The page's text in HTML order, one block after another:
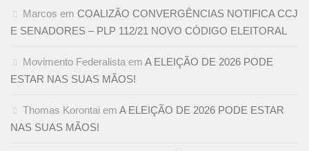
Marcos em COALIZÃO CONVERGÊNCIAS NOTIFICA CCJ
E SENADORES – PLP 112/21 NOVO CÓDIGO ELEITORAL
Movimento Federalista em A ELEIÇÃO DE 2026 PODE
ESTAR NAS SUAS MÃOS!
Thomas Korontai em A ELEIÇÃO DE 2026 PODE ESTAR
NAS SUAS MÃOS!